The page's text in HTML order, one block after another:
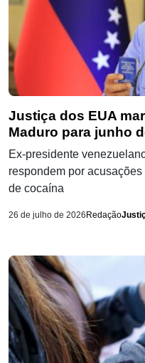
Justiça dos EUA
Maduro para junho
Ex-presidente
respondem por
de cocaína
26 de julho de 2026 Redação